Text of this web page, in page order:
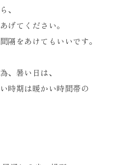
、
げてください。
隔をあけてもいいです。
、暑い日は、
時期は暖かい時間帯の